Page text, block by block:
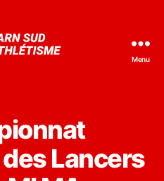
Menu
Lancers